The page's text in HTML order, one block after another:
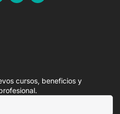
cursos, beneficios y